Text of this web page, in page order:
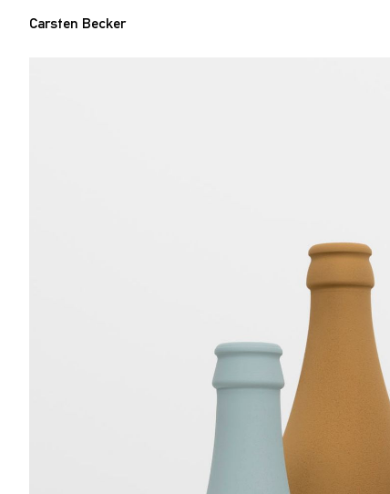
Carsten Becker